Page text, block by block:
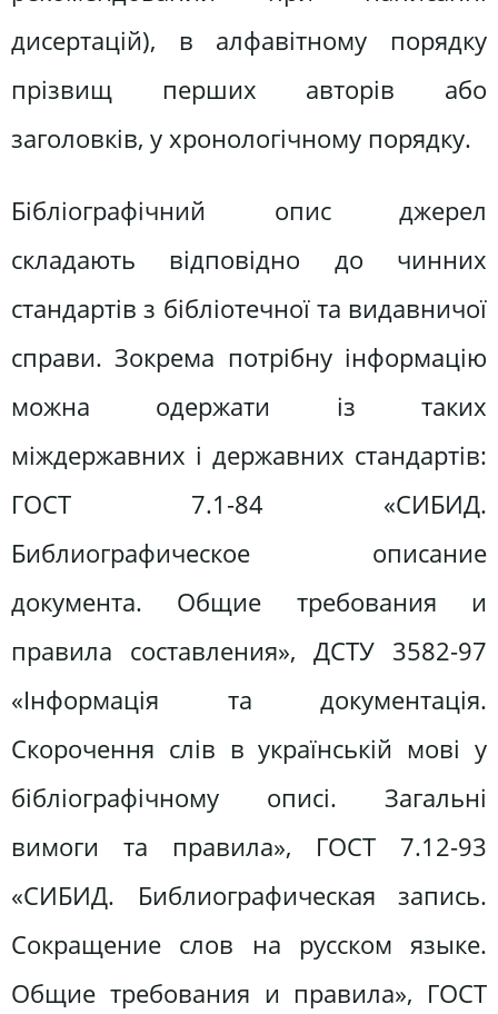
дисертацій), в алфавітному порядку
прізвищ перших авторів або
заголовків, у хронологічному порядку.
Бібліографічний опис джерел
складають відповідно до чинних
стандартів з бібліотечної та видавничої
справи. Зокрема потрібну інформацію
можна одержати із таких
міждержавних і державних стандартів:
ГОСТ 7.1-84 «СИБИД.
Библиографическое описание
документа. Общие требования и
правила составления», ДСТУ 3582-97
«Інформація та документація.
Скорочення слів в українській мові у
бібліографічному описі. Загальні
вимоги та правила», ГОСТ 7.12-93
«СИБИД. Библиографическая запись.
Сокращение слов на русском языке.
Общие требования и правила», ГОСТ